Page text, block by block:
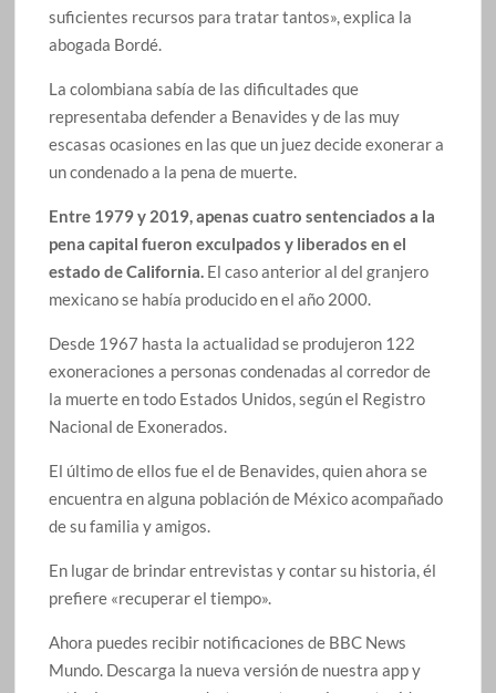
suficientes recursos para tratar tantos», explica la
abogada Bordé.
La colombiana sabía de las dificultades que
representaba defender a Benavides y de las muy
escasas ocasiones en las que un juez decide exonerar a
un condenado a la pena de muerte.
Entre 1979 y 2019, apenas cuatro sentenciados a la
pena capital fueron exculpados y liberados en el
estado de California. El caso anterior al del granjero
mexicano se había producido en el año 2000.
Desde 1967 hasta la actualidad se produjeron 122
exoneraciones a personas condenadas al corredor de
la muerte en todo Estados Unidos, según el Registro
Nacional de Exonerados.
El último de ellos fue el de Benavides, quien ahora se
encuentra en alguna población de México acompañado
de su familia y amigos.
En lugar de brindar entrevistas y contar su historia, él
prefiere «recuperar el tiempo».
Ahora puedes recibir notificaciones de BBC News
Mundo. Descarga la nueva versión de nuestra app y